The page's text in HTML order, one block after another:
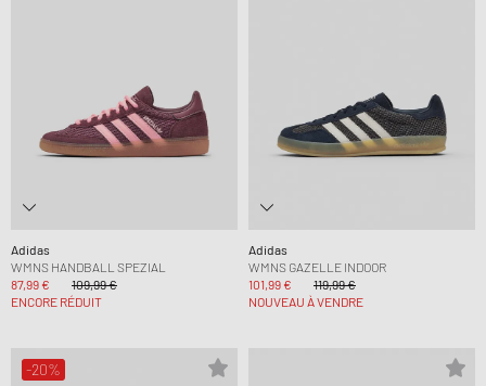
Adidas
WMNS HANDBALL SPEZIAL
87,99 €
109,99 €
ENCORE RÉDUIT
Adidas
WMNS GAZELLE INDOOR
101,99 €
119,99 €
NOUVEAU À VENDRE
-20%